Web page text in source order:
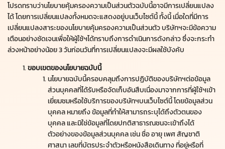
โปรดทราบว่านโยบายคุ้มครองความเป็นส่วนตัวฉบับนี้อาจมีการเปลี่ยนแปลง
ได้ โดยการเปลี่ยนแปลงทั้งหมดจะแสดงอยู่บนเว็บไซต์นี้ ทั้งนี้ เมื่อใดที่มีการ
เปลี่ยนแปลงสาระของนโยบายคุ้มครองความเป็นส่วนตัว บริษัทฯจะมีข้อความ
เตือนอย่างชัดเจนเพื่อให้ผู้ใช้ฯได้ทราบถึงการดำเนินการดังกล่าว ซึ่งจะกระทำ
ล่วงหน้าอย่างน้อย 3 วันก่อนวันที่การเปลี่ยนแปลงจะมีผลใช้บังคับ
ขอบเขตของนโยบายฉบับนี้
นโยบายฉบับนี้ครอบคลุมถึงการปฏิบัติของบริษัทฯต่อข้อมูล
ส่วนบุคคลที่ได้รับหรือจัดเก็บอันสืบเนื่องมาจากการที่ผู้ใช้ฯเข้า
เยี่ยมชมหรือใช้บริการของบริษัทฯบนเว็บไซต์นี้ โดยข้อมูลส่วน
บุคคล หมายถึง ข้อมูลที่ทำให้สามารถระบุได้ถึงตัวตนของ
บุคคล และมิใช่ข้อมูลที่โดยปกติสาธารณชนจะเข้าถึงได้
ตัวอย่างของข้อมูลส่วนบุคคล เช่น ชื่อ อายุ เพศ สัญชาติ
ศาสนา เลขที่บัตรประจำตัวหรือหนังสือเดินทาง ที่อยู่หรือที่